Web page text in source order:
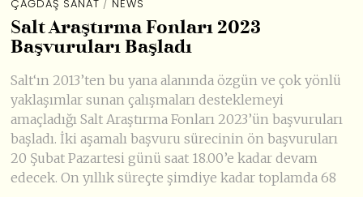
ÇAĞDAŞ SANAT / NEWS
Salt Araştırma Fonları 2023
Başvuruları Başladı
Salt‘ın 2013’ten bu yana alanında özgün ve çok yönlü
yaklaşımlar sunan çalışmaları desteklemeyi
amaçladığı Salt Araştırma Fonları 2023’ün başvuruları
başladı. İki aşamalı başvuru sürecinin ön başvuruları
20 Şubat Pazartesi günü saat 18.00’e kadar devam
edecek. On yıllık süreçte şimdiye kadar toplamda 68